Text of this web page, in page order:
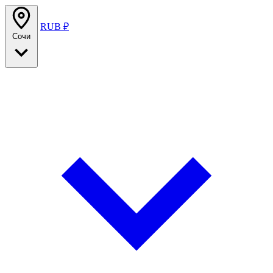
Сочи
RUB ₽